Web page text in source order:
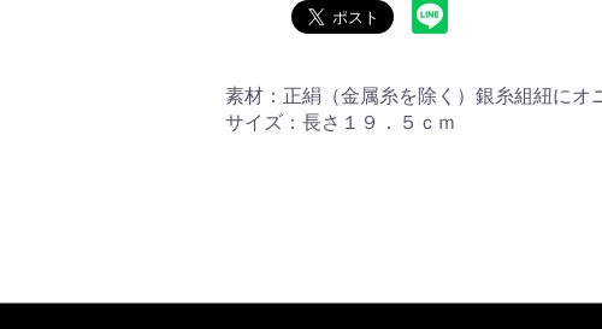
素材：正絹（金属糸を除く）銀糸組紐にオ
サイズ：長さ１９．５ｃｍ